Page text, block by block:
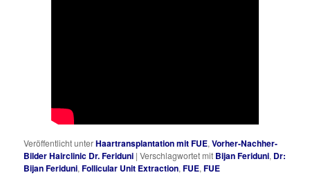
Veröffentlicht unterHaartransplantation mit FUE,Vorher-Nachher-
Bilder Hairclinic Dr. Feriduni |Verschlagwortet mit Bijan Feriduni, Dr:
Bijan Feriduni,Follicular Unit Extraction,FUE,FUE